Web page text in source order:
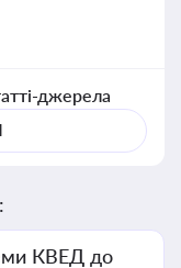
джерела
КВЕД до